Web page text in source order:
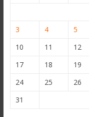
3
4 5
10
11 12
17
18 19
24
25 26
31